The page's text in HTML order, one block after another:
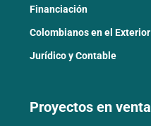
Financiación
Colombianos en el Exterior
Jurídico y Contable
Proyectos en venta